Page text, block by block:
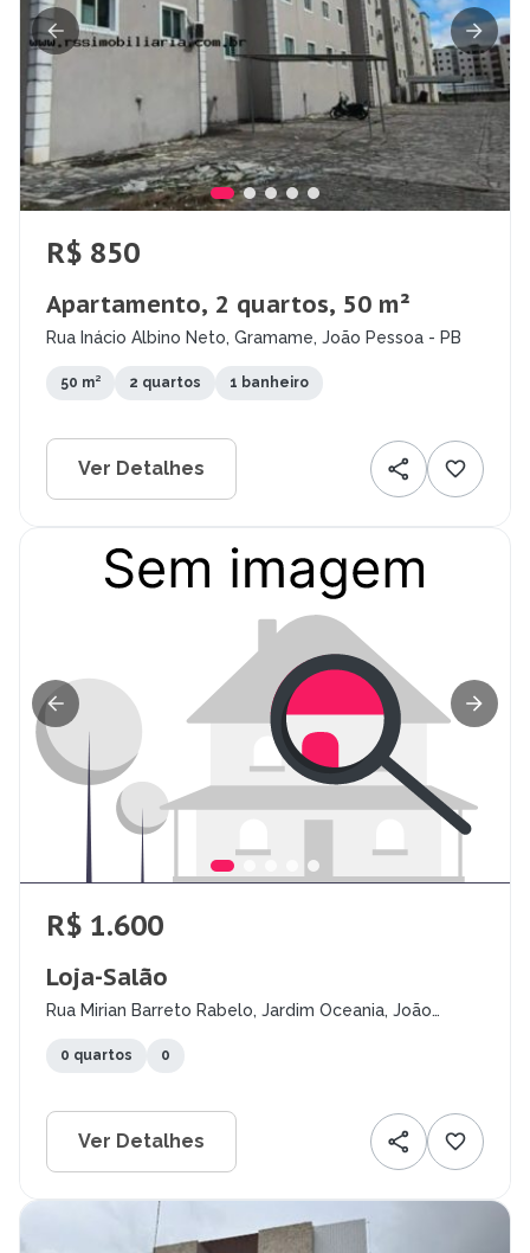
R$ 850
Apartamento, 2 quartos, 50 m²
Rua Inácio Albino Neto, Gramame, João Pessoa - PB
50 m² 2 quartos 1 banheiro
Ver Detalhes
R$ 1.600
Loja-Salão
Rua Mirian Barreto Rabelo, Jardim Oceania, João
0 quartos 0
Ver Detalhes